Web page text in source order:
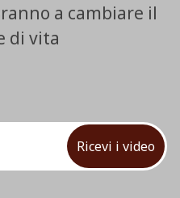
a cambiare il
di vita
Ricevi i video